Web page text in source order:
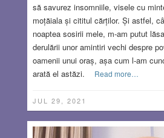
să savurez insomniile, visele cu
moțăiala și cititul cărților. Și astfel,
noaptea sosirii mele, m-am putut
derulării unor amintiri vechi despre
oamenii unui oraș, așa cum l-am
arată el astăzi.
Read more…
JUL 29, 2021